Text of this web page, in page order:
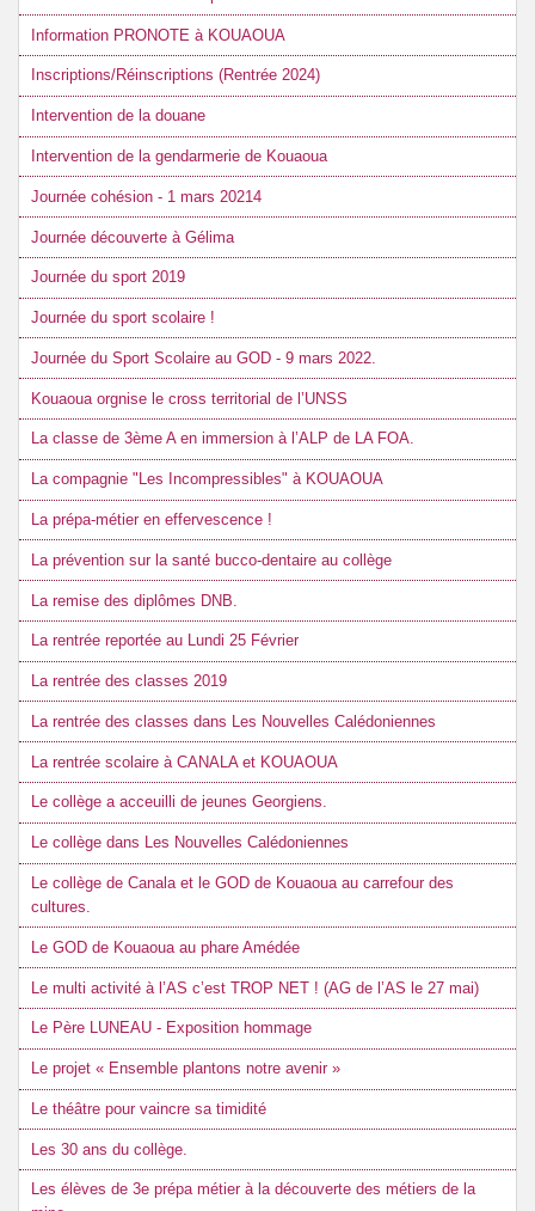
Information PRONOTE à KOUAOUA
Inscriptions/Réinscriptions (Rentrée 2024)
Intervention de la douane
Intervention de la gendarmerie de Kouaoua
Journée cohésion - 1 mars 20214
Journée découverte à Gélima
Journée du sport 2019
Journée du sport scolaire !
Journée du Sport Scolaire au GOD - 9 mars 2022.
Kouaoua orgnise le cross territorial de l’UNSS
La classe de 3ème A en immersion à l’ALP de LA FOA.
La compagnie "Les Incompressibles" à KOUAOUA
La prépa-métier en effervescence !
La prévention sur la santé bucco-dentaire au collège
La remise des diplômes DNB.
La rentrée reportée au Lundi 25 Février
La rentrée des classes 2019
La rentrée des classes dans Les Nouvelles Calédoniennes
La rentrée scolaire à CANALA et KOUAOUA
Le collège a acceuilli de jeunes Georgiens.
Le collège dans Les Nouvelles Calédoniennes
Le collège de Canala et le GOD de Kouaoua au carrefour des
cultures.
Le GOD de Kouaoua au phare Amédée
Le multi activité à l’AS c’est TROP NET ! (AG de l’AS le 27 mai)
Le Père LUNEAU - Exposition hommage
Le projet « Ensemble plantons notre avenir »
Le théâtre pour vaincre sa timidité
Les 30 ans du collège.
Les élèves de 3e prépa métier à la découverte des métiers de la